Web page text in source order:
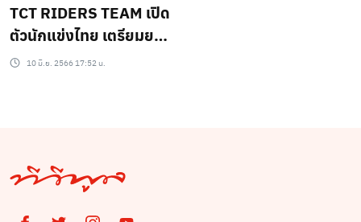
TCT RIDERS TEAM เปิด
ตัวนักแข่งไทย เตรียมยก
ทัพสู่สนาม Rimba Raid
10 มิ.ย. 2566 17:52 น.